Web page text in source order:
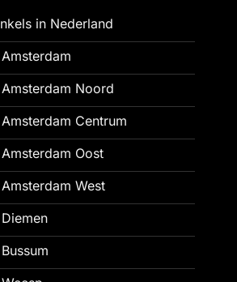
in Nederland
Noord
Centrum
Oost
West